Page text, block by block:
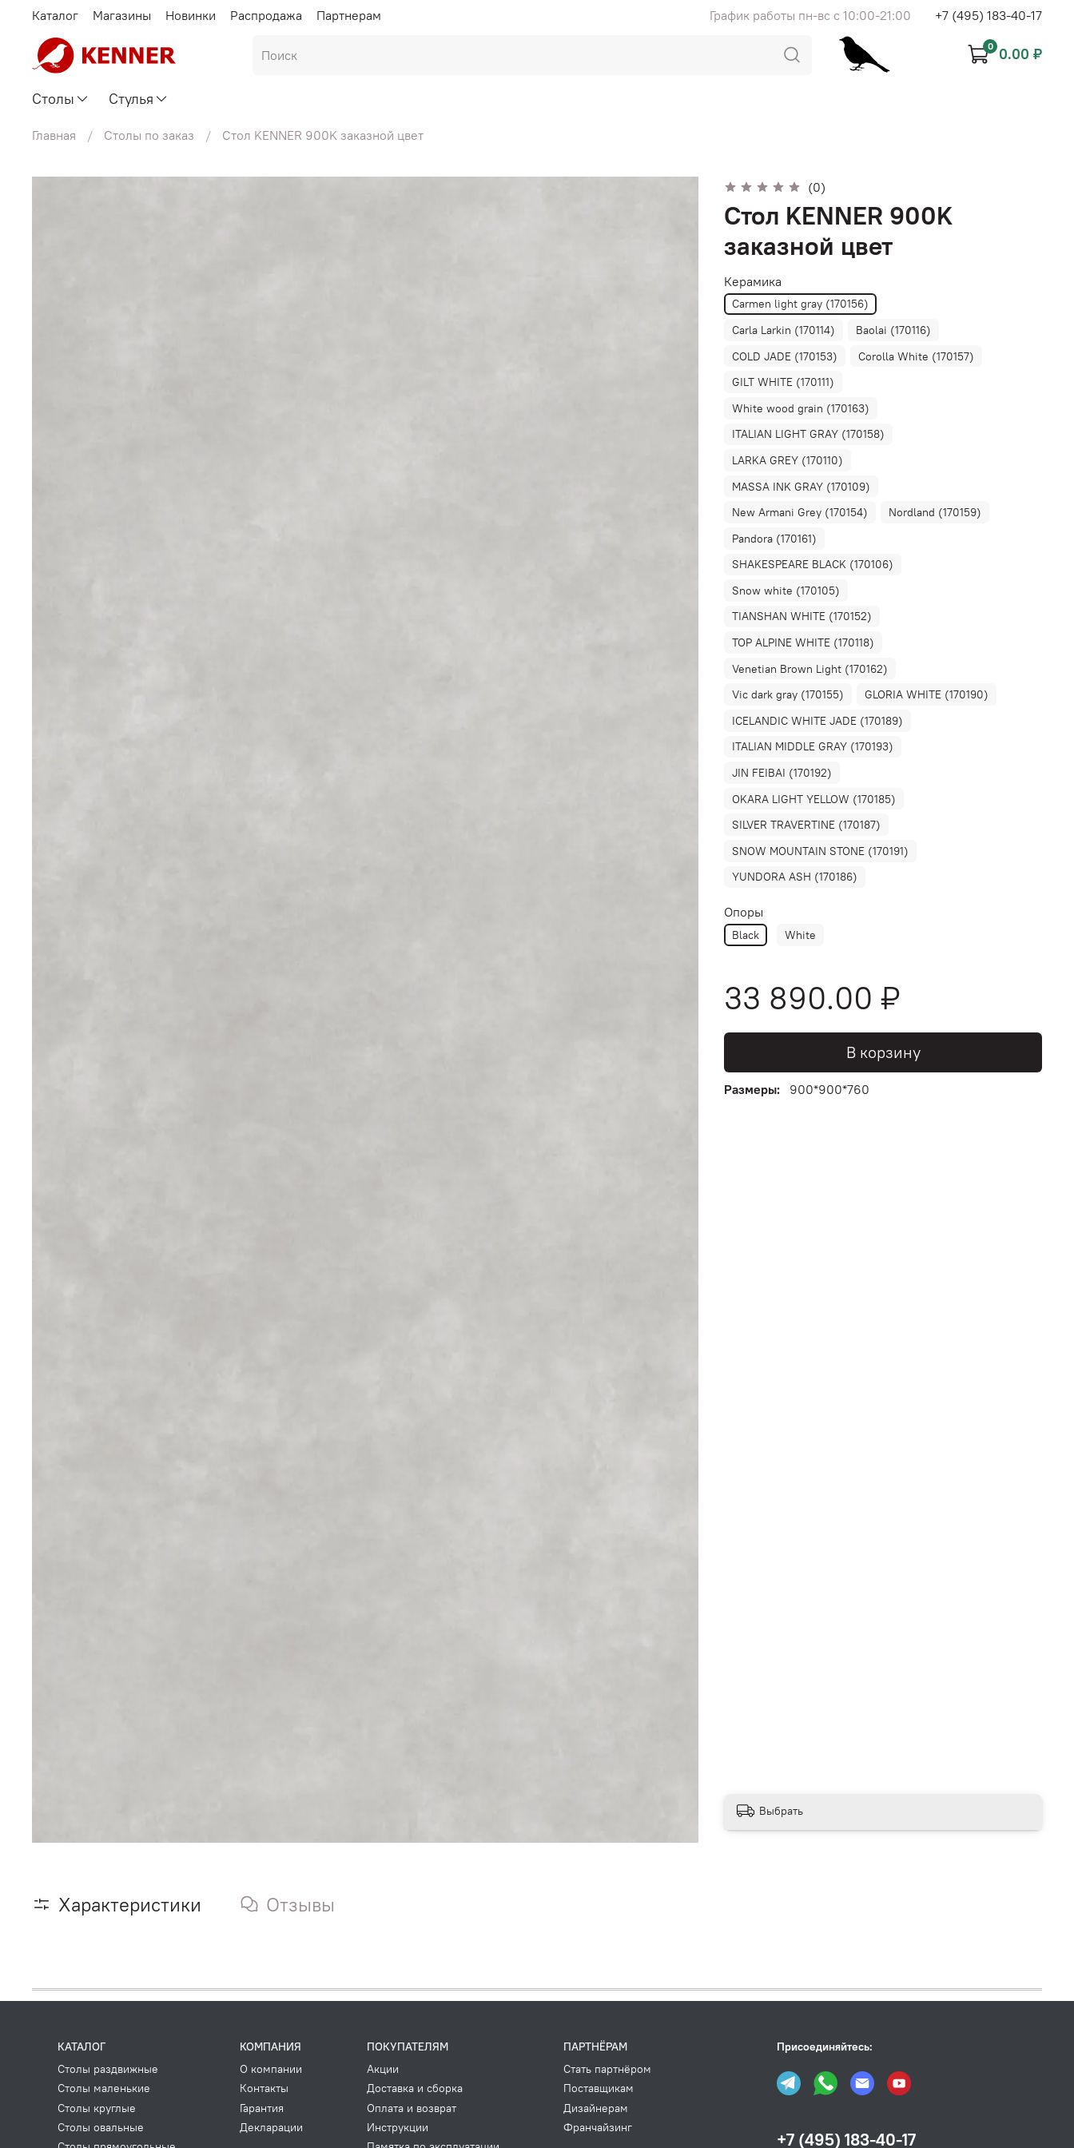
Каталог Магазины Новинки Распродажа Партнерам График работы пн-вс с 10:00-21:00 +7 (495) 183-40-17
0 0.00 ₽
Столы Стулья
Главная Столы по заказ Стол KENNER 900K заказной цвет
(0)
Стол KENNER 900K
заказной цвет
Керамика
Carmen light gray (170156)
Carla Larkin (170114)
Baolai (170116)
COLD JADE (170153)
Corolla White (170157)
GILT WHITE (170111)
White wood grain (170163)
ITALIAN LIGHT GRAY (170158)
LARKA GREY (170110)
MASSA INK GRAY (170109)
New Armani Grey (170154)
Nordland (170159)
Pandora (170161)
SHAKESPEARE BLACK (170106)
Snow white (170105)
TIANSHAN WHITE (170152)
TOP ALPINE WHITE (170118)
Venetian Brown Light (170162)
Vic dark gray (170155)
GLORIA WHITE (170190)
ICELANDIC WHITE JADE (170189)
ITALIAN MIDDLE GRAY (170193)
JIN FEIBAI (170192)
OKARA LIGHT YELLOW (170185)
SILVER TRAVERTINE (170187)
SNOW MOUNTAIN STONE (170191)
YUNDORA ASH (170186)
Опоры
Black White
33 890.00 ₽
В корзину
Размеры: 900*900*760
Выбрать
Характеристики Отзывы
КАТАЛОГ
Столы раздвижные
Столы маленькие
Столы круглые
Столы овальные
КОМПАНИЯ
О компании
Контакты
Гарантия
Декларации
ПОКУПАТЕЛЯМ
Акции
Доставка и сборка
Оплата и возврат
Инструкции
ПАРТНЁРАМ
Стать партнёром
Поставщикам
Дизайнерам
Франчайзинг
Присоединяйтесь:
+7 (495) 183-40-17